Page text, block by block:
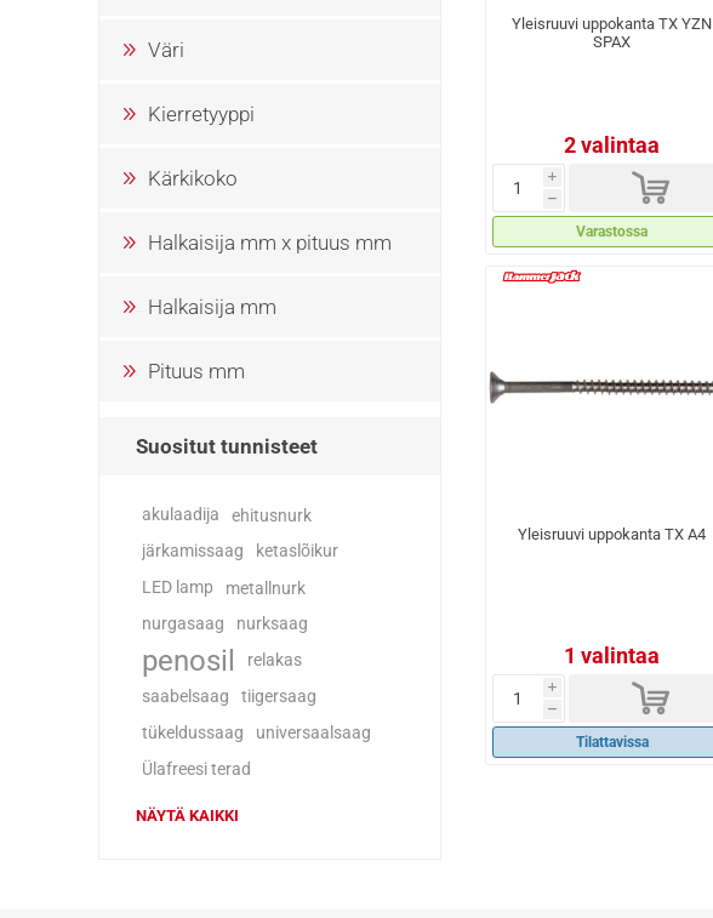
Yleisruuvi uppokanta TX YZN
SPAX
2 valintaa
i
h d
Varastossa
Yleisruuvi uppokanta TX A4
1 valintaa
i
h d
Tilattavissa
Väri
Kierretyyppi
Kärkikoko
Halkaisija mm x pituus mm
Halkaisija mm
Pituus mm
Suositut tunnisteet
akulaadija ehitusnurk
järkamissaag
ketaslõikur
LED lamp
metallnurk
nurgasaag nurksaag
penosil
relakas
saabelsaag
tiigersaag
tükeldussaag
universaalsaag
Ülafreesi terad
NÄYTÄ KAIKKI